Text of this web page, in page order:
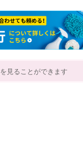
見ることができます